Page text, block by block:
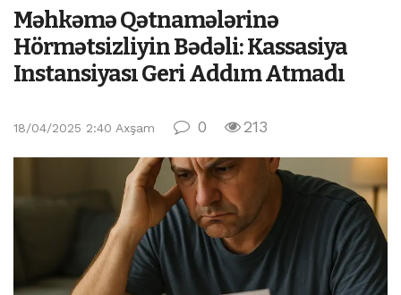
Məhkəmə Qətnamələrinə
Hörmətsizliyin Bədəli: Kassasiya
Instansiyası Geri Addım Atmadı
18/04/2025 2:40 Axşam 0 213